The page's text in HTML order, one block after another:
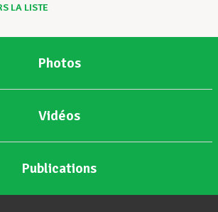
LA LISTE
Photos
Vidéos
Publications